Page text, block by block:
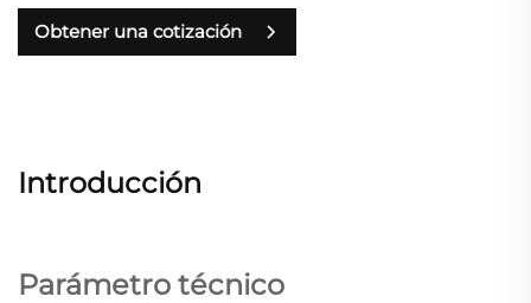
Obtener una cotización
Introducción
Parámetro técnico